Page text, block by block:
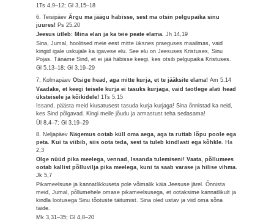
1Ts 4,9–12; Gl 3,15–18
6. TeisipäevÄrgu ma jäägu häbisse, sest ma otsin pelgupaika sinu
juures! Ps 25,20
Jeesus ütleb: Mina elan ja ka teie peate elama.Jh 14,19
Sina, Jumal, hoolitsed meie eest mitte üksnes praeguses maailmas, vaid
kingid igale uskujale ka igavese elu. See elu on Jeesuses Kristuses, Sinu
Pojas. Täname Sind, et ei jää häbisse keegi, kes otsib pelgupaika Kristuses.
Gl 5,13–18; Gl 3,19–29
7. KolmapäevOtsige head, aga mitte kurja, et te jääksite elama!Am 5,14
Vaadake, et keegi teisele kurja ei tasuks kurjaga, vaid taotlege alati head
üksteisele ja kõikidele! 1Ts 5,15
Issand, päästa meid kiusatusest tasuda kurja kurjaga! Sina õnnistad ka neid,
kes Sind põlgavad. Kingi meile jõudu ja armastust teha sedasama!
Ül 8,4–7; Gl 3,19–29
8. Neljapäev Nägemus ootab küll oma aega, aga ta ruttab lõpu poole ega
peta. Kui ta viibib, siis oota teda, sest ta tuleb kindlasti ega kõhkle. Ha
2,3
Olge nüüd pika meelega, vennad, Issanda tulemiseni! Vaata, põllumees
ootab kallist põlluvilja pika meelega, kuni ta saab varase ja hilise vihma.
Jk 5,7
Pikameelsuse ja kannatlikkuseta pole võimalik käia Jeesuse järel. Õnnista
meid, Jumal, põllumehele omase pikameelsusega, et ootaksime kannatlikult ja
kindla lootusega Sinu tõotuste täitumist. Sina oled ustav ja viid oma sõna
täide.
Mk 3,31–35; Gl 4,8–20